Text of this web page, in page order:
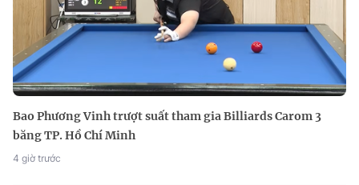
Bao Phương Vinh trượt suất tham gia Billiards Carom 3
băng TP. Hồ Chí Minh
4 giờ trước